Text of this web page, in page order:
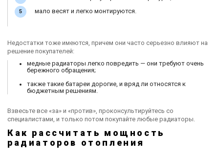
мало весят и легко монтируются.
Недостатки тоже имеются, причем они часто серьезно влияют на
решение покупателей:
медные радиаторы легко повредить — они требуют очень
бережного обращения;
также такие батареи дорогие, и вряд ли относятся к
бюджетным решениям.
Взвесьте все «за» и «против», проконсультируйтесь со
специалистами, и только потом покупайте любые радиаторы.
Как рассчитать мощность
радиаторов отопления